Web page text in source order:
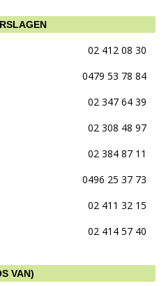
02 412 08 30
0479 53 78 84
02 347 64 39
02 308 48 97
02 384 87 11
0496 25 37 73
02 411 32 15
02 414 57 40
VAN)